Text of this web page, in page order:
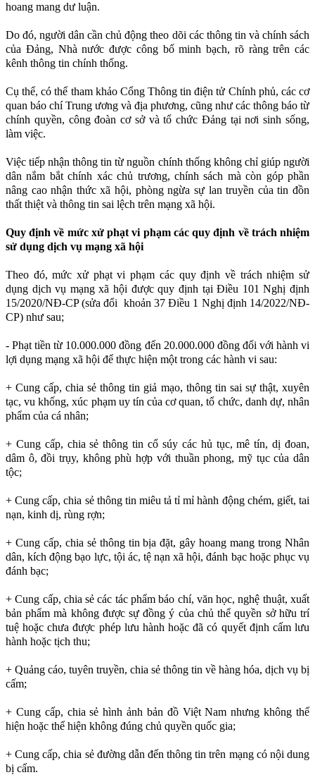
hoang mang dư luận.
Do đó, người dân cần chủ động theo dõi các thông tin và chính sách
của Đảng, Nhà nước được công bố minh bạch, rõ ràng trên các
kênh thông tin chính thống.
Cụ thể, có thể tham khảo Cổng Thông tin điện tử Chính phủ, các cơ
quan báo chí Trung ương và địa phương, cũng như các thông báo từ
chính quyền, công đoàn cơ sở và tổ chức Đảng tại nơi sinh sống,
làm việc.
Việc tiếp nhận thông tin từ nguồn chính thống không chỉ giúp người
dân nắm bắt chính xác chủ trương, chính sách mà còn góp phần
nâng cao nhận thức xã hội, phòng ngừa sự lan truyền của tin đồn
thất thiệt và thông tin sai lệch trên mạng xã hội.
Quy định về mức xử phạt vi phạm các quy định về trách nhiệm
sử dụng dịch vụ mạng xã hội
Theo đó, mức xử phạt vi phạm các quy định về trách nhiệm sử
dụng dịch vụ mạng xã hội được quy định tại Điều 101 Nghị định
15/2020/NĐ-CP (sửa đổi khoản 37 Điều 1 Nghị định 14/2022/NĐ-
CP) như sau;
- Phạt tiền từ 10.000.000 đồng đến 20.000.000 đồng đối với hành vi
lợi dụng mạng xã hội để thực hiện một trong các hành vi sau:
+ Cung cấp, chia sẻ thông tin giả mạo, thông tin sai sự thật, xuyên
tạc, vu khống, xúc phạm uy tín của cơ quan, tổ chức, danh dự, nhân
phẩm của cá nhân;
+ Cung cấp, chia sẻ thông tin cổ súy các hủ tục, mê tín, dị đoan,
dâm ô, đồi trụy, không phù hợp với thuần phong, mỹ tục của dân
tộc;
+ Cung cấp, chia sẻ thông tin miêu tả tỉ mỉ hành động chém, giết, tai
nạn, kinh dị, rùng rợn;
+ Cung cấp, chia sẻ thông tin bịa đặt, gây hoang mang trong Nhân
dân, kích động bạo lực, tội ác, tệ nạn xã hội, đánh bạc hoặc phục vụ
đánh bạc;
+ Cung cấp, chia sẻ các tác phẩm báo chí, văn học, nghệ thuật, xuất
bản phẩm mà không được sự đồng ý của chủ thể quyền sở hữu trí
tuệ hoặc chưa được phép lưu hành hoặc đã có quyết định cấm lưu
hành hoặc tịch thu;
+ Quảng cáo, tuyên truyền, chia sẻ thông tin về hàng hóa, dịch vụ bị
cấm;
+ Cung cấp, chia sẻ hình ảnh bản đồ Việt Nam nhưng không thể
hiện hoặc thể hiện không đúng chủ quyền quốc gia;
+ Cung cấp, chia sẻ đường dẫn đến thông tin trên mạng có nội dung
bị cấm.